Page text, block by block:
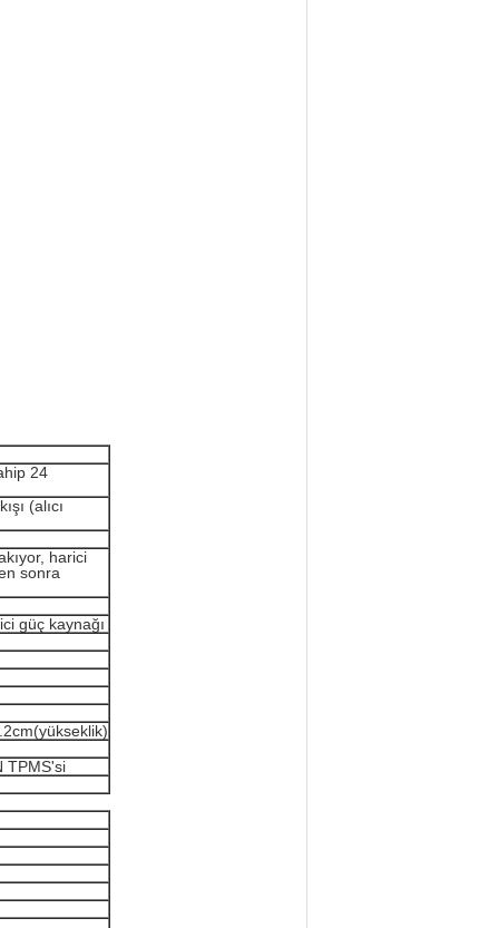
24
(alıcı
harici
sonra
güç kaynağı
TPMS'si